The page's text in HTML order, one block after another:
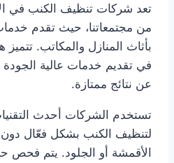
تعد شركات تنظيف الكنب في
من مجتمعاتنا، حيث تقدم
بأثاث المنازل والمكاتب. تتميز
في تقديم خدمات عالية الجودة
عن نتائج ممتازة.
تستخدم الشركات أحدث
لتنظيف الكنب بشكل فعّال دون
الأقمشة أو الجلود. يتم فحص